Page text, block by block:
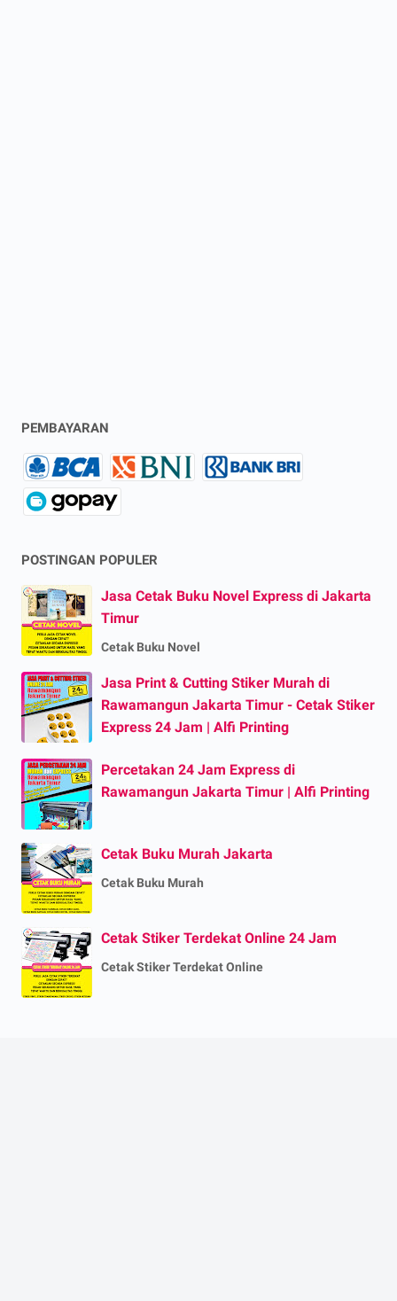
PEMBAYARAN
POSTINGAN POPULER
Jasa Cetak Buku Novel Express di Jakarta
Timur
Cetak Buku Novel
Jasa Print & Cutting Stiker Murah di
Rawamangun Jakarta Timur - Cetak Stiker
Express 24 Jam | Alfi Printing
Percetakan 24 Jam Express di
Rawamangun Jakarta Timur | Alfi Printing
Cetak Buku Murah Jakarta
Cetak Buku Murah
Cetak Stiker Terdekat Online 24 Jam
Cetak Stiker Terdekat Online